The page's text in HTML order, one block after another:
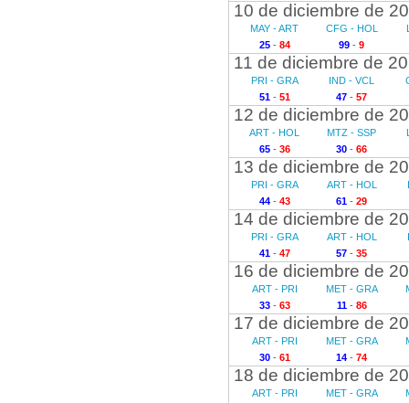
10 de diciembre de
MAY - ART
25- 84
CFG - HOL
99 - 9
11 de diciembre de
PRI - GRA
51- 51
IND - VCL
47 - 57
12 de diciembre de
ART - HOL
65- 36
MTZ - SSP
30 - 66
13 de diciembre de
PRI - GRA
44- 43
ART - HOL
61 - 29
14 de diciembre de
PRI - GRA
41- 47
ART - HOL
57 - 35
16 de diciembre de
ART - PRI
33- 63
MET - GRA
11- 86
17 de diciembre de
ART - PRI
30- 61
MET - GRA
14 - 74
18 de diciembre de
ART - PRI
MET - GRA